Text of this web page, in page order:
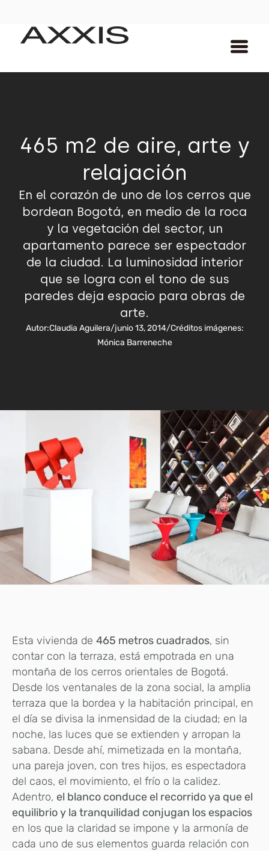
465 m2 de aire, arte y
relajación
En el corazón de uno de los cerros que
bordean Bogotá, en medio de la roca
y la vegetación del sector, un
apartamento parece ser espectador
de la ciudad. La luminosidad interior
que se logra con el tono de sus
paredes deja espacio para obras de
arte.
Autor:Claudia Aguilera/junio 13, 2014/Créditos imágenes:
Mónica Barreneche
Esta vivienda de 465 metros cuadrados, sin
contar con la terraza, está empotrada en una
montaña de los cerros orientales de Bogotá.
Desde los ventanales de la zona social, la amplia
terraza que la bordea y la habitación principal, en
el día se divisa la inmensidad de la ciudad; en la
noche, las luces que se extienden y arropan la
sabana. Desde ahí, mimetizada en la montaña,
una pareja joven, con tres hijos, es espectadora
del caos, el movimiento, el frío o la calidez.
Adentro, el blanco conduce el recorrido ya que el
equilibrio y la tranquilidad conjugan los espacios
en los que la claridad se impone y la armonía de
cada uno de sus elementos guarda relación con